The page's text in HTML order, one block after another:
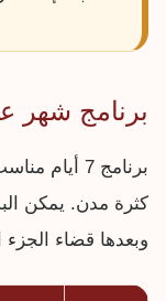
برنامج شهر عسل
برنامج 7
كثرة مدن. يمكن
وبعدها قضاء